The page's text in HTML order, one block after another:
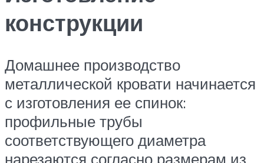
конструкции
Домашнее производство
металлической кровати начинается
с изготовления ее спинок:
профильные трубы
соответствующего диаметра
нарезаются согласно размерам из